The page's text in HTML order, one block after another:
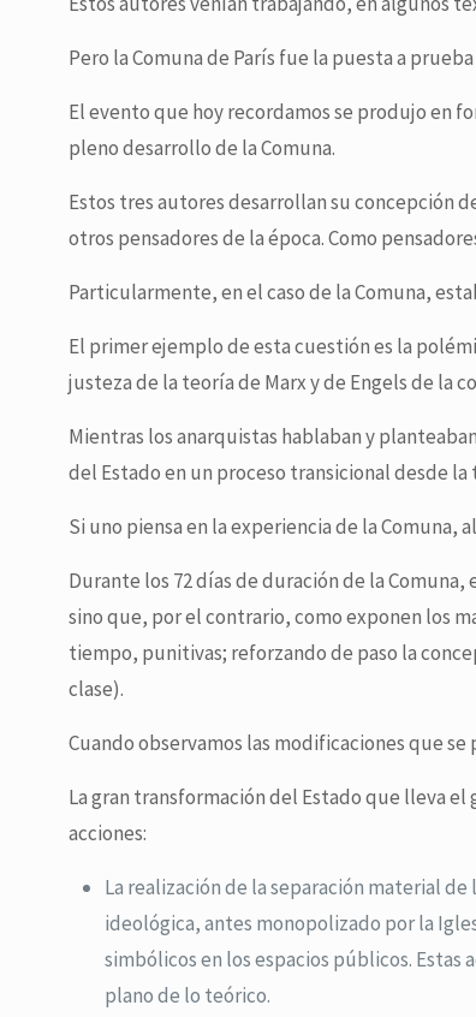
Pero la Comuna de París fue la puesta a
El evento que hoy recordamos se produjo en
pleno desarrollo de la Comuna.
Estos tres autores desarrollan su concepción
otros pensadores de la época. Como
Particularmente, en el caso de la Comuna,
El primer ejemplo de esta cuestión es la
justeza de la teoría de Marx y de Engels de la
Mientras los anarquistas hablaban y
del Estado en un proceso transicional desde
Si uno piensa en la experiencia de la
Durante los 72 días de duración de la
sino que, por el contrario, como exponen los
tiempo, punitivas; reforzando de paso la
clase).
Cuando observamos las modificaciones que
La gran transformación del Estado que lleva
acciones:
La realización de la separación material
ideológica, antes monopolizado por la
simbólicos en los espacios públicos.
plano de lo teórico.